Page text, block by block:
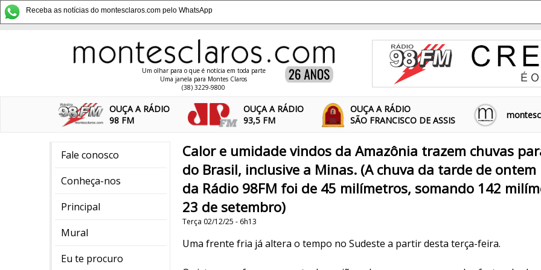
Receba as notícias do montesclaros.com pelo WhatsApp
Um olhar para o que é notícia em toda parte
Uma janela para Montes Claros
(38) 3229-9800
OUÇA A RÁDIO
98 FM
OUÇA A RÁDIO
93,5 FM
OUÇA A RÁDIO
SÃO FRANCISCO DE ASSIS
Fale conosco
Conheça-nos
Principal
Mural
Eu te procuro
Calor e umidade vindos da Amazônia trazem chuvas
do Brasil, inclusive a Minas. (A chuva da tarde de
da Rádio 98FM foi de 45 milímetros, somando 142
23 de setembro)
Terça 02/12/25 - 6h13
Uma frente fria já altera o tempo no Sudeste a partir desta terça-feira.